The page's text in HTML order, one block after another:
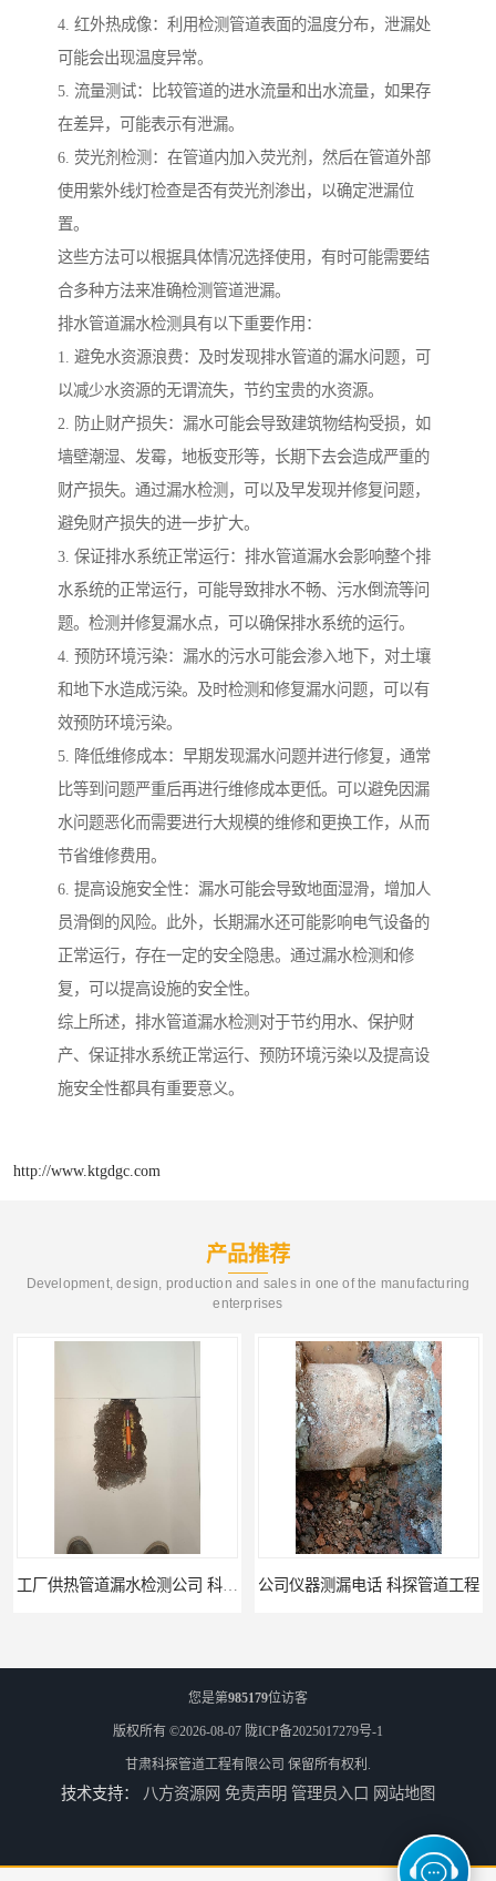
4. 红外热成像：利用检测管道表面的温度分布，泄漏处
可能会出现温度异常。
5. 流量测试：比较管道的进水流量和出水流量，如果存
在差异，可能表示有泄漏。
6. 荧光剂检测：在管道内加入荧光剂，然后在管道外部
使用紫外线灯检查是否有荧光剂渗出，以确定泄漏位
置。
这些方法可以根据具体情况选择使用，有时可能需要结
合多种方法来准确检测管道泄漏。
排水管道漏水检测具有以下重要作用：
1. 避免水资源浪费：及时发现排水管道的漏水问题，可
以减少水资源的无谓流失，节约宝贵的水资源。
2. 防止财产损失：漏水可能会导致建筑物结构受损，如
墙壁潮湿、发霉，地板变形等，长期下去会造成严重的
财产损失。通过漏水检测，可以及早发现并修复问题，
避免财产损失的进一步扩大。
3. 保证排水系统正常运行：排水管道漏水会影响整个排
水系统的正常运行，可能导致排水不畅、污水倒流等问
题。检测并修复漏水点，可以确保排水系统的运行。
4. 预防环境污染：漏水的污水可能会渗入地下，对土壤
和地下水造成污染。及时检测和修复漏水问题，可以有
效预防环境污染。
5. 降低维修成本：早期发现漏水问题并进行修复，通常
比等到问题严重后再进行维修成本更低。可以避免因漏
水问题恶化而需要进行大规模的维修和更换工作，从而
节省维修费用。
6. 提高设施安全性：漏水可能会导致地面湿滑，增加人
员滑倒的风险。此外，长期漏水还可能影响电气设备的
正常运行，存在一定的安全隐患。通过漏水检测和修
复，可以提高设施的安全性。
综上所述，排水管道漏水检测对于节约用水、保护财
产、保证排水系统正常运行、预防环境污染以及提高设
施安全性都具有重要意义。
http://www.ktgdgc.com
产品推荐
Development, design, production and sales in one of the manufacturing
enterprises
工厂供热管道漏水检测公司 科探管道工程 公司仪器测漏电话 科探管道工程
工厂管道工程 科探管道工程 市政供热管道漏水检测 科探管道工程
您是第985179位访客
版权所有 ©2026-08-07 陇ICP备2025017279号-1
甘肃科探管道工程有限公司 保留所有权利.
技术支持： 八方资源网 免责声明 管理员入口 网站地图